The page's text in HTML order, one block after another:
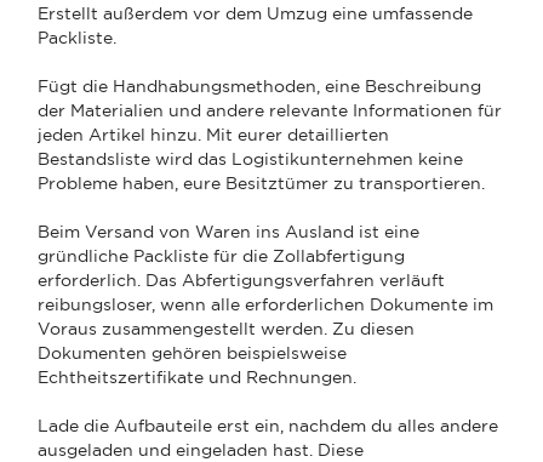
Erstellt außerdem vor dem Umzug eine umfassende
Packliste.
Fügt die Handhabungsmethoden, eine Beschreibung
der Materialien und andere relevante Informationen für
jeden Artikel hinzu. Mit eurer detaillierten
Bestandsliste wird das Logistikunternehmen keine
Probleme haben, eure Besitztümer zu transportieren.
Beim Versand von Waren ins Ausland ist eine
gründliche Packliste für die Zollabfertigung
erforderlich. Das Abfertigungsverfahren verläuft
reibungsloser, wenn alle erforderlichen Dokumente im
Voraus zusammengestellt werden. Zu diesen
Dokumenten gehören beispielsweise
Echtheitszertifikate und Rechnungen.
Lade die Aufbauteile erst ein, nachdem du alles andere
ausgeladen und eingeladen hast. Diese